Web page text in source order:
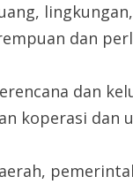
dan
dan
koperasi dan